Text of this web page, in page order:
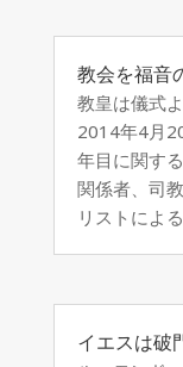
教会を福音
教皇は儀式
2014年4月
年目に関す
関係者、司
リストによ
イエスは破